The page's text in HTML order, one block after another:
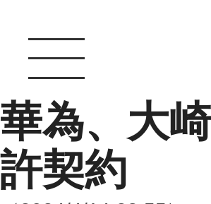
華為、大
許契約